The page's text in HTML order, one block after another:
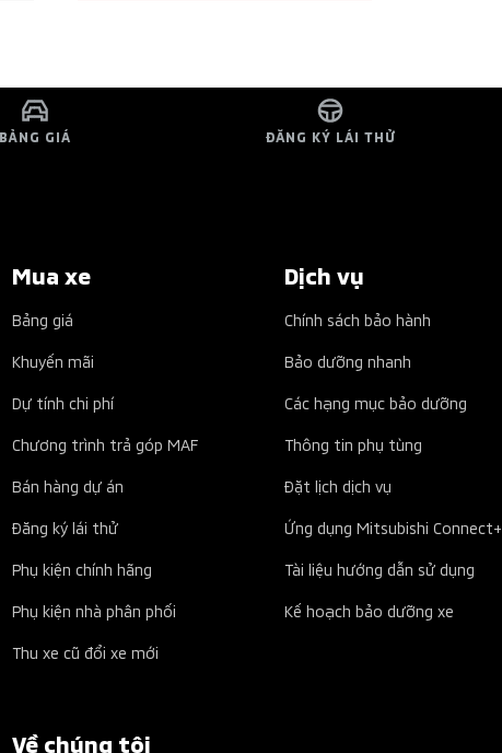
BẢNG GIÁ ĐĂNG KÝ LÁI THỬ
Mua xe
Bảng giá
Khuyến mãi
Dự tính chi phí
Chương trình trả góp MAF
Bán hàng dự án
Đăng ký lái thử
Phụ kiện chính hãng
Phụ kiện nhà phân phối
Thu xe cũ đổi xe mới
Dịch vụ
Chính sách bảo hành
Bảo dưỡng nhanh
Các hạng mục bảo dưỡng
Thông tin phụ tùng
Đặt lịch dịch vụ
Ứng dụng Mitsubishi Connect+
Tài liệu hướng dẫn sử dụng
Kế hoạch bảo dưỡng xe
Về chúng tôi